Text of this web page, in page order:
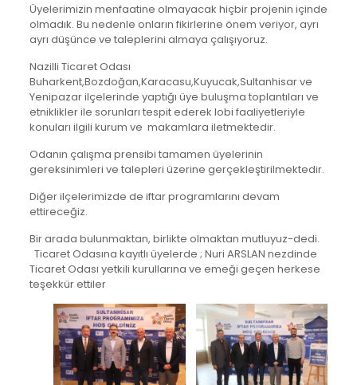
Üyelerimizin menfaatine olmayacak hiçbir projenin içinde
olmadık. Bu nedenle onların fikirlerine önem veriyor, ayrı
ayrı düşünce ve taleplerini almaya çalışıyoruz.
Nazilli Ticaret Odası
Buharkent,Bozdoğan,Karacasu,Kuyucak,Sultanhisar ve
Yenipazar ilçelerinde yaptığı üye buluşma toplantıları ve
etniklikler ile sorunları tespit ederek lobi faaliyetleriyle
konuları ilgili kurum ve makamlara iletmektedir.
Odanın çalışma prensibi tamamen üyelerinin
gereksinimleri ve talepleri üzerine gerçekleştirilmektedir.
Diğer ilçelerimizde de iftar programlarını devam
ettireceğiz.
Bir arada bulunmaktan, birlikte olmaktan mutluyuz-dedi.
Ticaret Odasına kayıtlı üyelerde ; Nuri ARSLAN nezdinde
Ticaret Odası yetkili kurullarına ve emeği geçen herkese
teşekkür ettiler